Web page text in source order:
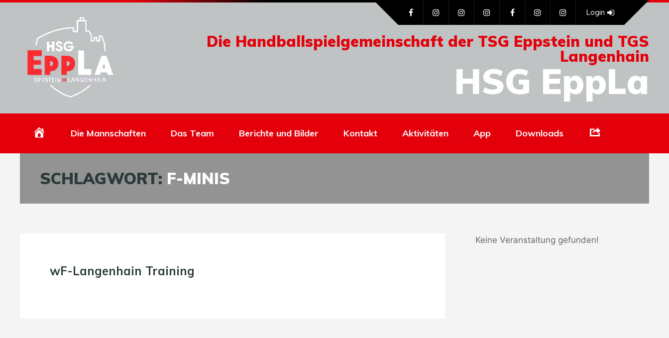
Die Handballspielgemeinschaft der TSG Eppstein und TGS
Langenhain
HSG EppLa
Login
HomepageDie Mannschaften Das Team Berichte und Bilder Kontakt Aktivitäten App Downloads
SCHLAGWORT: F-MINIS
wF-Langenhain Training
Keine Veranstaltung gefunden!